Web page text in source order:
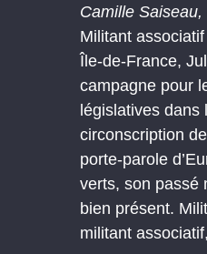
Camille
Militant
Île-de-France,
campagne pour
législatives dans
circonscription
porte-parole
verts, son passé
bien présent.
militant